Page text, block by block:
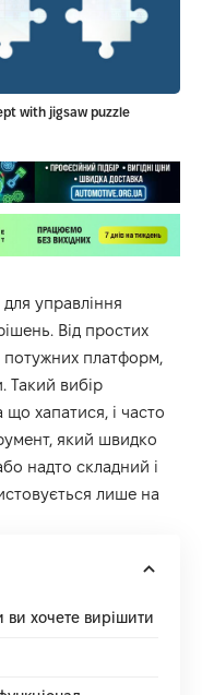
with jigsaw puzzle
управління
Від простих
потужних платформ,
Такий вибір
що хапатися, і часто
який швидко
надто складний і
лише на
ви хочете вирішити